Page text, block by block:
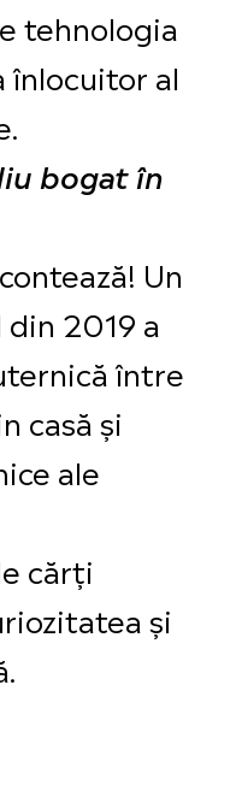
tehnologia
înlocuitor al
bogat în
Un
2019 a
între
casă și
ale
cărți
și